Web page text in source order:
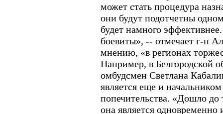
может стать процедура
они будут подотчетны
будет намного
боевиты», -- отмечает г-н
мнению, «в регионах
Например, в Белгородской
омбудсмен Светлана
является еще и
попечительства. «Дошло до
она является одновременно